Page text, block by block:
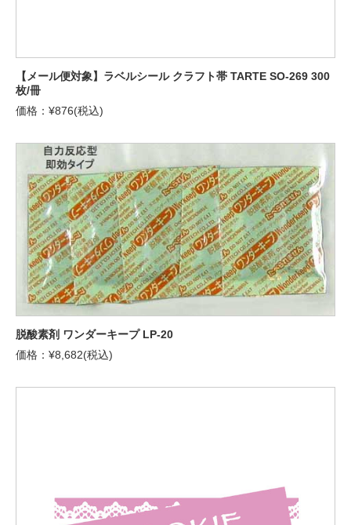
【メール便対象】ラベルシール クラフト帯 TARTE SO-269 300
枚/冊
価格：¥876(税込)
脱酸素剤 ワンダーキープ LP-20
価格：¥8,682(税込)